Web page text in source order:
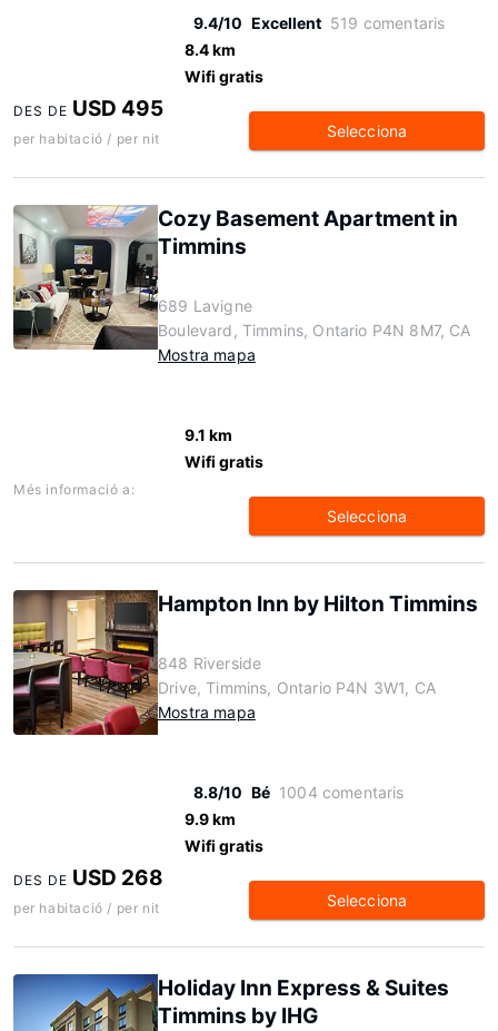
9.4/10 Excellent 519 comentaris
8.4 km
Wifi gratis
DES DE USD 495
per habitació / per nit Selecciona
Cozy Basement Apartment in
Timmins
689 Lavigne
Boulevard, Timmins, Ontario P4N 8M7, CA
Mostra mapa
9.1 km
Wifi gratis
Més informació a:
Selecciona
Hampton Inn by Hilton Timmins
848 Riverside
Drive, Timmins, Ontario P4N 3W1, CA
Mostra mapa
8.8/10 Bé 1004 comentaris
9.9 km
Wifi gratis
DES DE USD 268
per habitació / per nit Selecciona
Holiday Inn Express & Suites
Timmins by IHG